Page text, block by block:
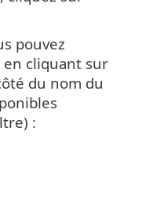
pouvez
cliquant sur
du nom du
: